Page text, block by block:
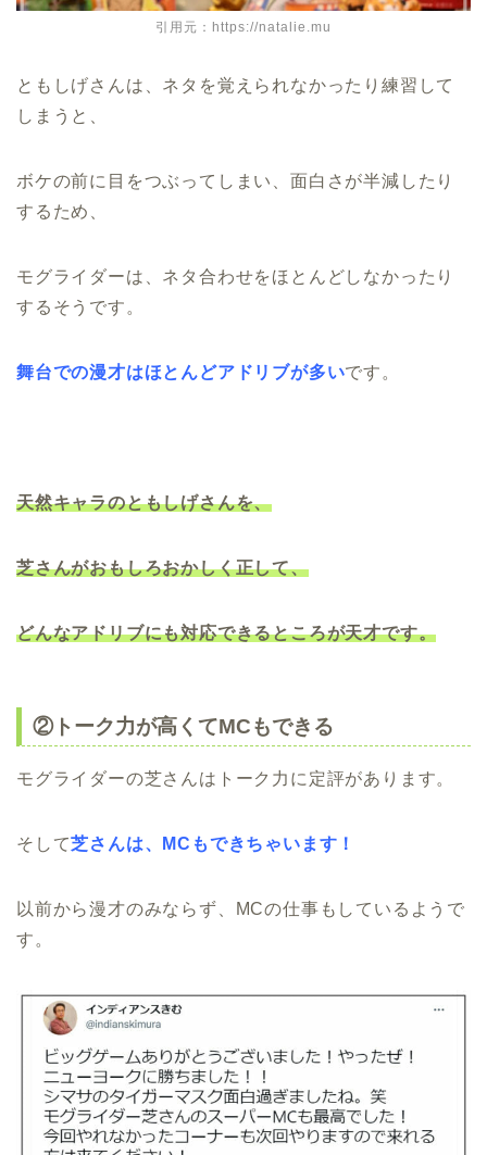
引用元：https://natalie.mu
ともしげさんは、ネタを覚えられなかったり練習して
しまうと、
ボケの前に目をつぶってしまい、面白さが半減したり
するため、
モグライダーは、ネタ合わせをほとんどしなかったり
するそうです。
舞台での漫才はほとんどアドリブが多いです。
天然キャラのともしげさんを、
芝さんがおもしろおかしく正して、
どんなアドリブにも対応できるところが天才です。
②トーク力が高くてMCもできる
モグライダーの芝さんはトーク力に定評があります。
そして芝さんは、MCもできちゃいます！
以前から漫才のみならず、MCの仕事もしているようで
す。